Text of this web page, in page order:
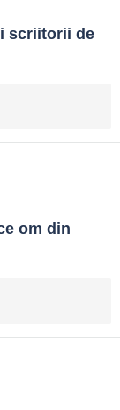
scriitorii de
om din